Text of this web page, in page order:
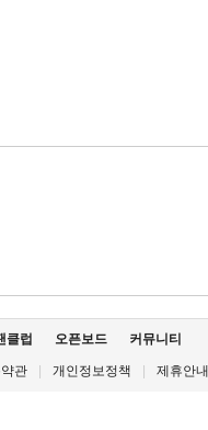
클럽 오픈보드 커뮤니티
관 개인정보정책 제휴안내